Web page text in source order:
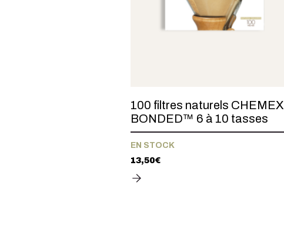
100 filtres naturels CHEMEX
BONDED™ 6 à 10 tasses
EN STOCK
13,50€